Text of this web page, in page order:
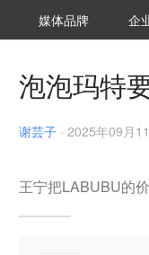
媒体品牌 企
泡泡玛特
谢芸子 · 2025年09月
王宁把LABUBU的价